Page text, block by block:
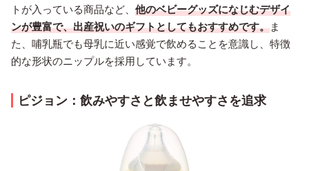
トが入っている商品など、 他のベビーグッズになじむデザイ
ンが豊富で、出産祝いのギフトとしてもおすすめです。ま
た、哺乳瓶でも母乳に近い感覚で飲めることを意識し、特徴
的な形状のニップルを採用しています。
ピジョン：飲みやすさと飲ませやすさを追求